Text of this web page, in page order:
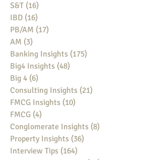
S&T (16)
IBD (16)
PB/AM (17)
AM (3)
Banking Insights (175)
Big4 Insights (48)
Big 4 (6)
Consulting Insights (21)
FMCG Insights (10)
FMCG (4)
Conglomerate Insights (8)
Property Insights (36)
Interview Tips (164)